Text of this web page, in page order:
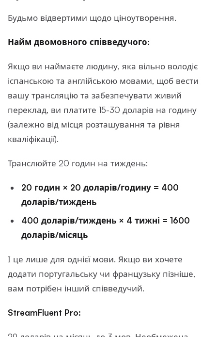
Будьмо відвертими щодо ціноутворення.
Найм двомовного співведучого:
Якщо ви наймаєте людину, яка вільно володіє
іспанською та англійською мовами, щоб вести
вашу трансляцію та забезпечувати живий
переклад, ви платите 15-30 доларів на годину
(залежно від місця розташування та рівня
кваліфікації).
Транслюйте 20 годин на тиждень:
20 годин × 20 доларів/годину = 400
доларів/тиждень
400 доларів/тиждень × 4 тижні = 1600
доларів/місяць
І це лише для однієї мови. Якщо ви хочете
додати португальську чи французьку пізніше,
вам потрібен інший співведучий.
StreamFluent Pro: